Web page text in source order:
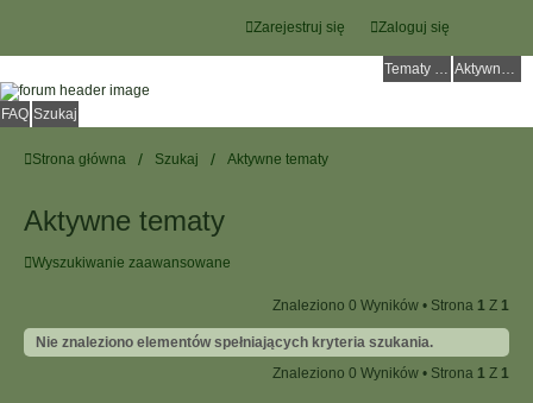
Zaloguj się
Zarejestruj się
Tematy bez odpowiedzi Aktywne tematy
FAQ Szukaj
Strona główna Szukaj Aktywne tematy
Aktywne tematy
Wyszukiwanie zaawansowane
Znaleziono 0 Wyników • Strona 1 Z 1
Nie znaleziono elementów spełniających kryteria szukania.
Znaleziono 0 Wyników • Strona 1 Z 1